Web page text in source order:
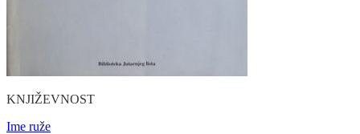
KNJIŽEVNOST
Ime ruže